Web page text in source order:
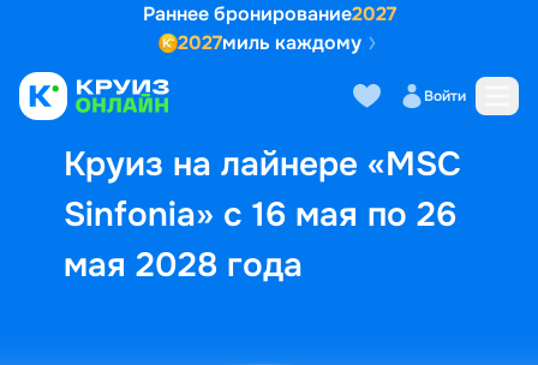
Раннее бронирование2027
2027миль каждому
Войти
Круиз на лайнере «MSC
Sinfonia» с 16 мая по 26
мая 2028 года
Выбор кают Маршрут и